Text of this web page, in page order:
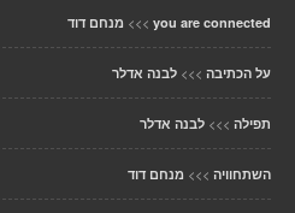
you are connected
>>> מנחם דוד
על הכתיבה >>> לבנה אדלר
תפילה >>> לבנה אדלר
השתחוויה >>> מנחם דוד